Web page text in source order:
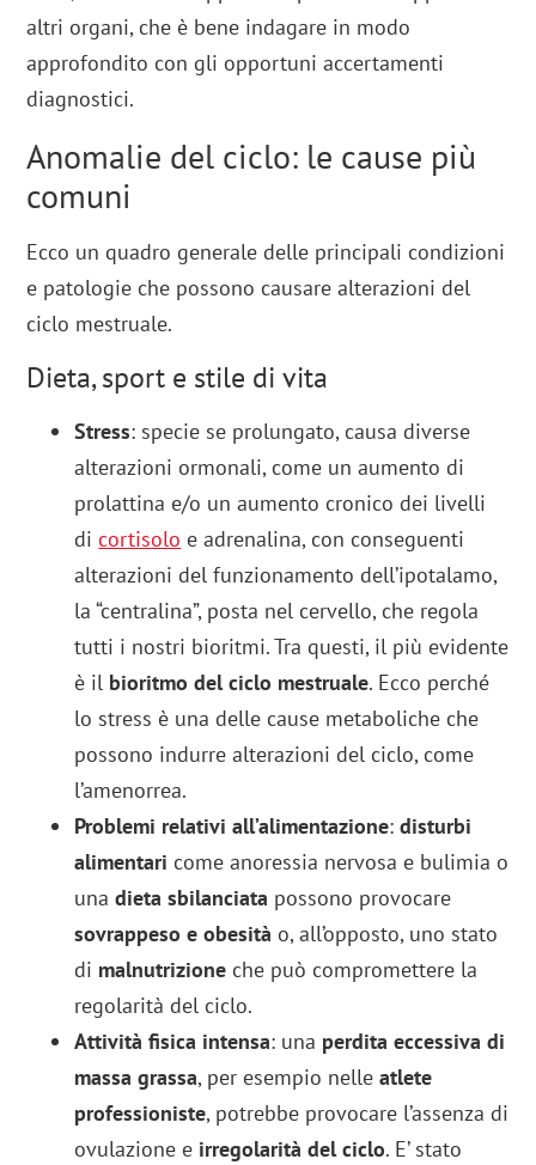
altri organi, che è bene indagare in modo
approfondito con gli opportuni accertamenti
diagnostici.
Anomalie del ciclo: le cause più
comuni
Ecco un quadro generale delle principali condizioni
e patologie che possono causare alterazioni del
ciclo mestruale.
Dieta, sport e stile di vita
Stress: specie se prolungato, causa diverse
alterazioni ormonali, come un aumento di
prolattina e/o un aumento cronico dei livelli
dicortisolo e adrenalina, con conseguenti
alterazioni del funzionamento dell’ipotalamo,
la “centralina”, posta nel cervello, che regola
tutti i nostri bioritmi. Tra questi, il più evidente
è il bioritmo del ciclo mestruale. Ecco perché
lo stress è una delle cause metaboliche che
possono indurre alterazioni del ciclo, come
l’amenorrea.
Problemi relativi all’alimentazione:disturbi
alimentari come anoressia nervosa e bulimia o
unadieta sbilanciata possono provocare
sovrappeso e obesità o, all’opposto, uno stato
di malnutrizione che può compromettere la
regolarità del ciclo.
Attività fisica intensa: una perdita eccessiva di
massa grassa, per esempio nelleatlete
professioniste, potrebbe provocare l’assenza di
ovulazione e irregolarità del ciclo. E’ stato